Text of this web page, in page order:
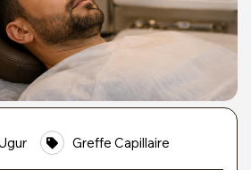
Greffe Capillaire